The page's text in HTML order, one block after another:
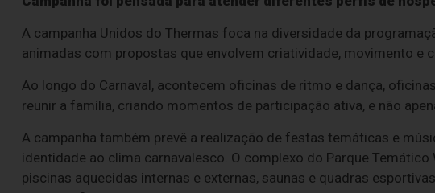
A campanha Unidos do Thermas foca na diversidade da
animadas com propostas que envolvem criatividade, movimento e
Ao longo do Carnaval, acontecem oficinas de ritmo e dança,
reunir a família, criando momentos de participação ativa, e não
A campanha também prevê a realização de festas temáticas e
identidade ao clima carnavalesco. O complexo do Parque
piscinas aquecidas internas e externas, saunas e quadras